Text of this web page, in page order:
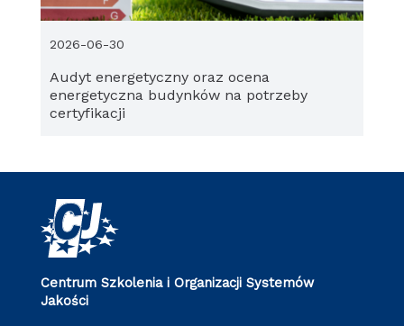
Audyt energetyczny oraz ocena
energetyczna budynków na potrzeby
certyfikacji
2026-06-30
Centrum Szkolenia i Organizacji Systemów
Jakości